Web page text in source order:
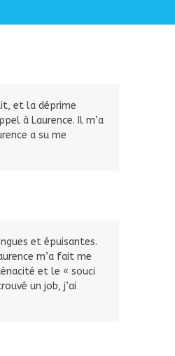
et la déprime
à Laurence. Il m’a
a su me
et épuisantes.
m’a fait me
et le « souci
un job, j’ai